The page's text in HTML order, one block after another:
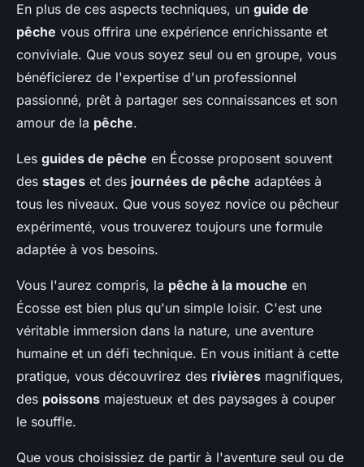
En plus de ces aspects techniques, un guide de
pêche vous offrira une expérience enrichissante et
conviviale. Que vous soyez seul ou en groupe, vous
bénéficierez de l'expertise d'un professionnel
passionné, prêt à partager ses connaissances et son
amour de la pêche.
Les guides de pêche en Écosse proposent souvent
des stages et des journées de pêche adaptées à
tous les niveaux. Que vous soyez novice ou pêcheur
expérimenté, vous trouverez toujours une formule
adaptée à vos besoins.
Vous l'aurez compris, la pêche à la mouche en
Écosse est bien plus qu'un simple loisir. C'est une
véritable immersion dans la nature, une aventure
humaine et un défi technique. En vous initiant à cette
pratique, vous découvrirez des rivières magnifiques,
des poissons majestueux et des paysages à couper
le souffle.
Que vous choisissiez de partir à l'aventure seul ou de